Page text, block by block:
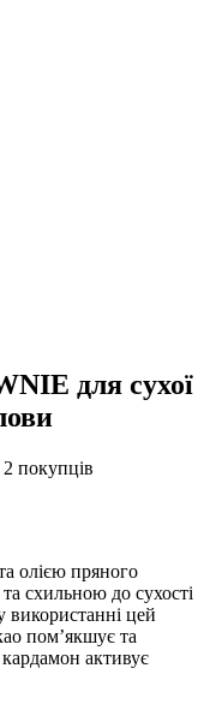
для сухої
2 покупців
олією пряного
схильною до сухості
цей
пом’якшує та
активує